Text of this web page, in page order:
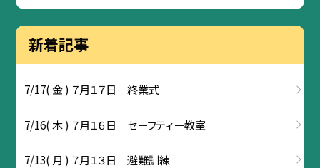
新着記事
7/17( 金 ) ７月１７日 終業式
7/16( 木 ) ７月１６日 セーフティー教室
7/13( 月 ) ７月１３日 避難訓練